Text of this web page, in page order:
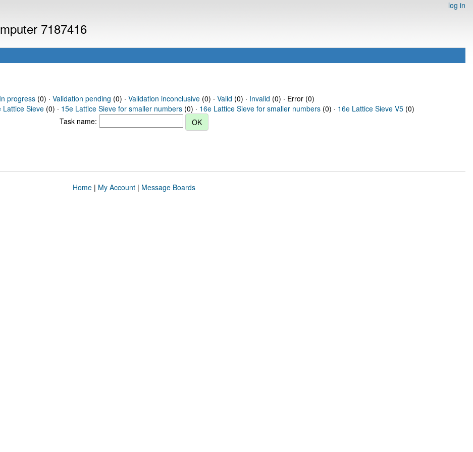
log in
7187416
In progress(0) · Validation pending (0) · Validation inconclusive(0) · Valid (0) · Invalid (0) · Error (0)
Lattice Sieve (0) · 15e Lattice Sieve for smaller numbers (0) · 16e Lattice Sieve for smaller numbers (0) · 16e Lattice Sieve V5 (0)
Task name:
Home| My Account| Message Boards